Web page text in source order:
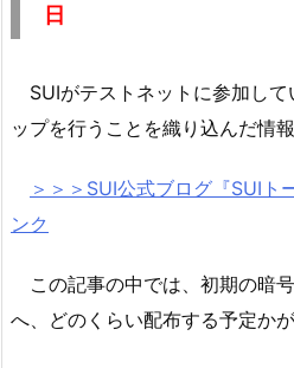
日
SUIがテストネットに参加して
ップを行うことを織り込んだ情
＞＞＞SUI公式ブログ『SUIト
ンク
この記事の中では、初期の暗
へ、どのくらい配布する予定か